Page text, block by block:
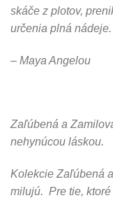
skáče z plotov,
určenia plná nádeje.
– Maya Angelou
Zaľúbená a
nehynúcou láskou.
Kolekcie Zaľúbená
milujú. Pre tie,